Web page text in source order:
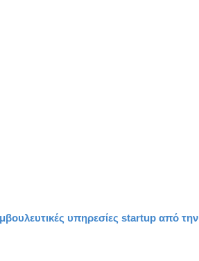
υπηρεσίες startup από την